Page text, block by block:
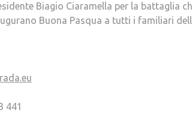
Biagio Ciaramella per la battaglia
Buona Pasqua a tutti i familiari
441